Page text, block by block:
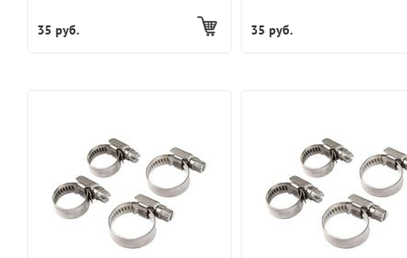
35 руб. 35 руб.